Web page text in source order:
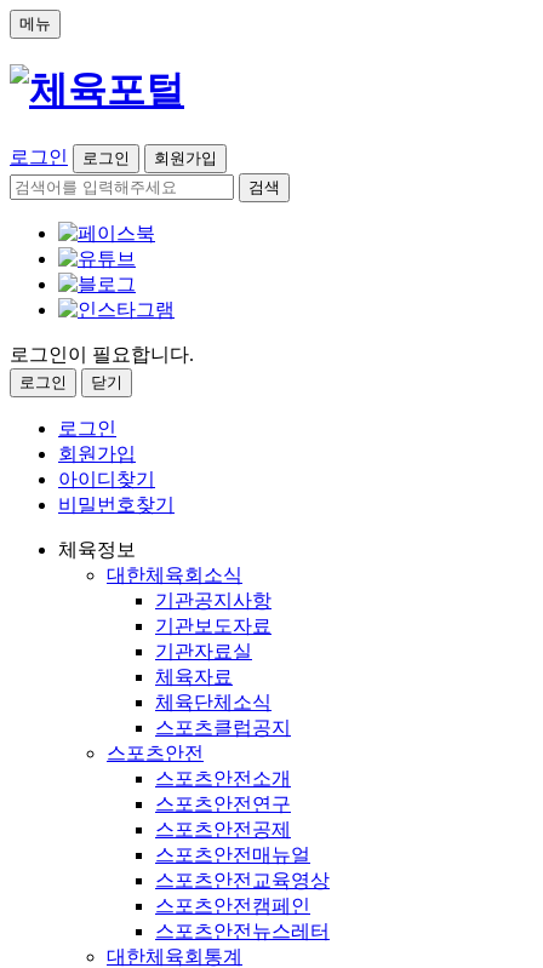
메뉴
로그인 로그인
회원가입
검색
로그인이 필요합니다.
로그인 닫기
로그인
회원가입
아이디찾기
비밀번호찾기
체육정보
대한체육회소식
기관공지사항
기관보도자료
기관자료실
체육자료
체육단체소식
스포츠클럽공지
스포츠안전
스포츠안전소개
스포츠안전연구
스포츠안전공제
스포츠안전매뉴얼
스포츠안전교육영상
스포츠안전캠페인
스포츠안전뉴스레터
대한체육회통계